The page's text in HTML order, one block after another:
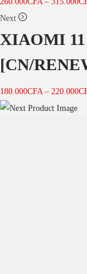
Next
XIAOMI
[CN/
180.000CFA – 220.000